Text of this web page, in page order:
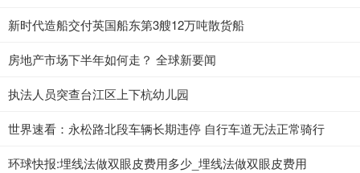
新时代造船交付英国船东第3艘12万吨散货船
房地产市场下半年如何走？ 全球新要闻
执法人员突查台江区上下杭幼儿园
世界速看：永松路北段车辆长期违停 自行车道无法正常骑行
环球快报:埋线法做双眼皮费用多少_埋线法做双眼皮费用